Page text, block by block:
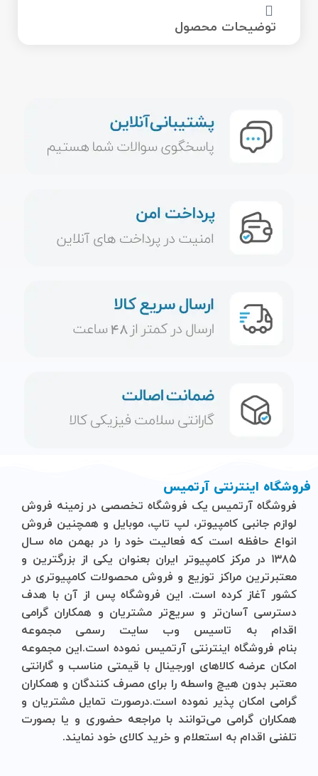
توضیحات محصول
فروشگاه اینترنتی آرتمیس
فروشگاه آرتمیس یک فروشگاه تخصصی در زمینه فروش
لوازم جانبی کامپیوتر، لپ تاپ، موبایل و ‌همچنین فروش
انواع حافظه است که فعالیت خود را در بهمن ماه سـال
۱۳۸۵ در مرکز کامپیوتر ایران بعنوان یکی از بزرگترین و
معتبرترین مراکز توزیع و فروش محصولات کامپیوتری در
کشور آغاز کرده است. این فروشگاه پس از آن با هدف
دسترسی آسان‌تر و سریع‌تر مشتریان و همکاران گرامی
اقدام به تاسیس وب سایت رسمی مجموعه
بنام فروشگاه اینترنتی آرتمیس نموده است.این مجموعه
امکان عرضه کالاهای اورجینال با قیمتی مناسب و گارانتی
معتبر بدون هیچ واسطه را برای مصرف کنندگان و همکاران
گرامی امکان پذیر نموده است.درصورت تمایل مشتریان و
همکاران گرامی می‌توانند با مراجعه حضوری و یا بصورت
تلفنی اقدام به استعلام و خرید کالای خود نمایند.